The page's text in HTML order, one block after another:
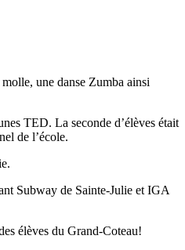
une danse Zumba ainsi
TED. La seconde d’élèves était
de l’école.
Subway de Sainte-Julie et IGA
élèves du Grand-Coteau!